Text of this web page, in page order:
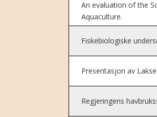
An evaluation of the
Aquaculture.
Fiskebiologiske
Presentasjon av
Regjeringens